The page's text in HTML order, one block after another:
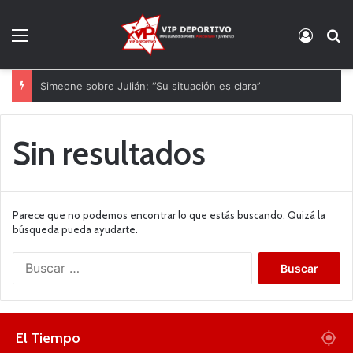
Simeone sobre Julián: ‘’Su situación es clara’’
Sin resultados
Parece que no podemos encontrar lo que estás buscando. Quizá la
búsqueda pueda ayudarte.
El Tiempo